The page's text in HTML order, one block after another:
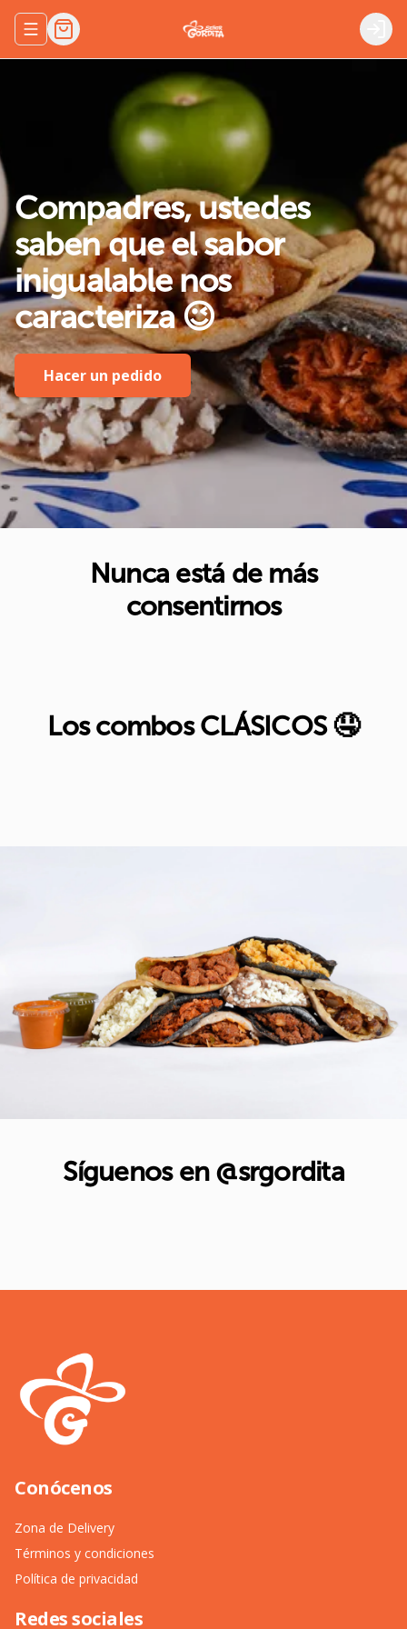
Abrir menu de navegación Login
Compadres,ustedes
sabenqueelsabor
inigualablenos
caracteriza😉
Hacer un pedido
Nunca está de más
consentirnos
Los combos CLÁSICOS 🤤
Síguenos en @srgordita
Conócenos
Zona de Delivery
Términos y condiciones
Política de privacidad
Redes sociales